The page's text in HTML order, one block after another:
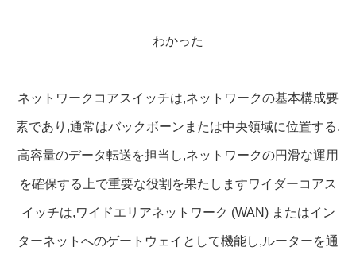
わかった
ネットワークコアスイッチは,ネットワークの基本構成要
素であり,通常はバックボーンまたは中央領域に位置する.
高容量のデータ転送を担当し,ネットワークの円滑な運用
を確保する上で重要な役割を果たしますワイダーコアス
イッチは,ワイドエリアネットワーク (WAN) またはイン
ターネットへのゲートウェイとして機能し,ルーターを通